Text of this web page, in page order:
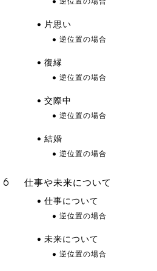
片思い
逆位置の場合
復縁
逆位置の場合
交際中
逆位置の場合
結婚
逆位置の場合
仕事や未来について
仕事について
逆位置の場合
未来について
逆位置の場合